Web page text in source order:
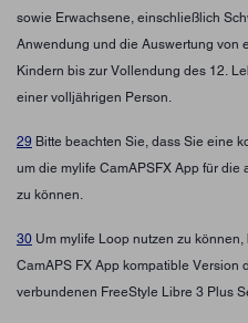
sowie Erwachsene, einschließlich
Anwendung und die Auswertung von
Kindern bis zur Vollendung des 12.
einer volljährigen Person.
29 Bitte beachten Sie, dass Sie eine
um die mylife CamAPSFX App für
zu können.
30 Um mylife Loop nutzen zu
CamAPS FX App kompatible Version
verbundenen FreeStyle Libre 3 Plus